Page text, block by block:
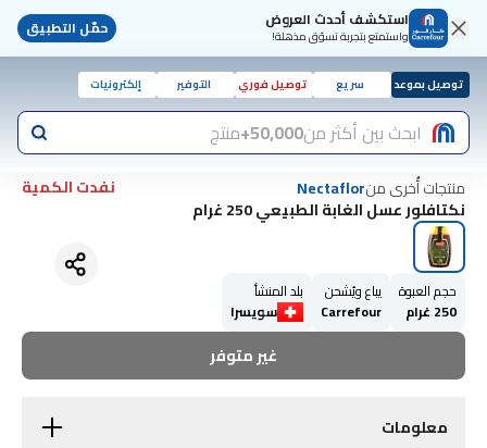
استكشف أحدث العروض
واستمتع بتجربة تسوّق مذهلة! حمّل التطبيق
توصيل بموعد سريع توصيل فوري التوفير إلكترونيات
ابحث بين أكثر من50,000+ منتج
منتجات أُخرى منNectaflor
نفدت الكمية
نكتافلور عسل الغابة الطبيعي 250 غرام
حجم العبوة
250 غرام
يباع ويُشحن
Carrefour
بلد المنشأ
سويسرا
غير متوفر
معلومات